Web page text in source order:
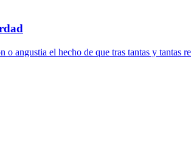
o angustia el hecho de que tras tantas y tantas